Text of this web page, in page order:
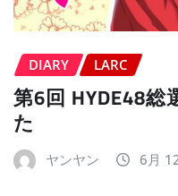
DIARY LARC
第6回 HYDE48
た
ヤンヤン 6月